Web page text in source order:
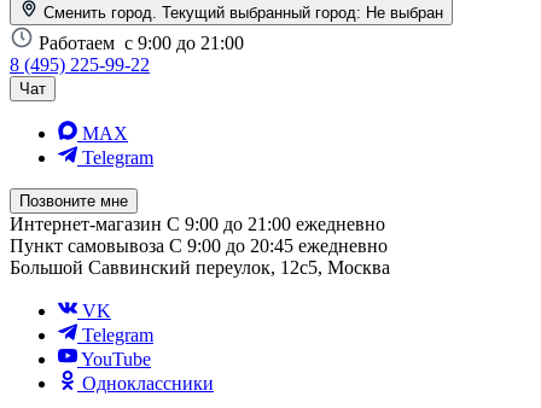
Сменить город. Текущий выбранный город: Не выбран
Работаем с 9:00 до 21:00
8 (495) 225-99-22
Чат
MAX
Telegram
Позвоните мне
Интернет-магазин С 9:00 до 21:00 ежедневно
Пункт самовывоза С 9:00 до 20:45 ежедневно
Большой Саввинский переулок, 12с5, Москва
VK
Telegram
YouTube
Одноклассники